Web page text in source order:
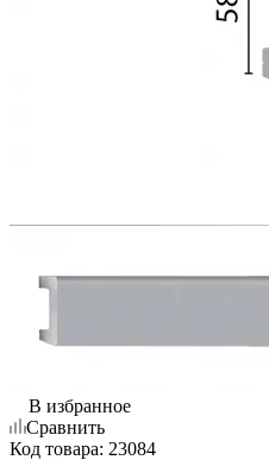
В избранное
Сравнить
Код товара: 23084